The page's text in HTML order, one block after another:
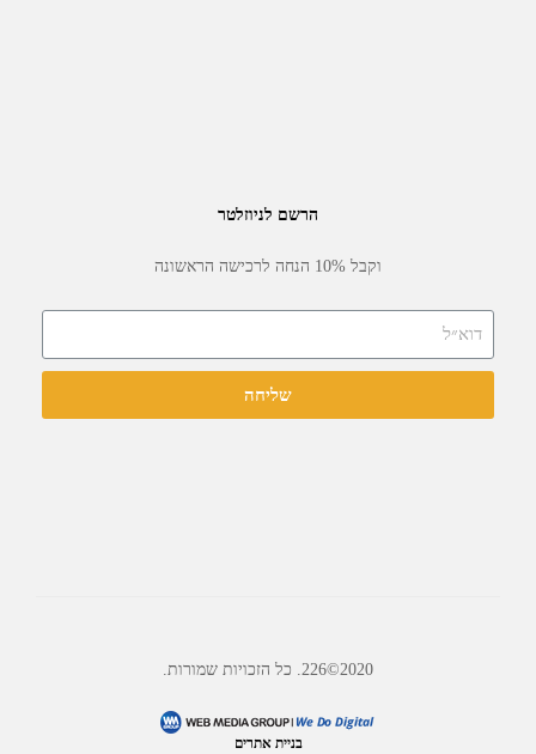
הרשם לניוזלטר
וקבל 10% הנחה לרכישה הראשונה
שליחה
2020©226. כל הזכויות שמורות.
בניית אתרים